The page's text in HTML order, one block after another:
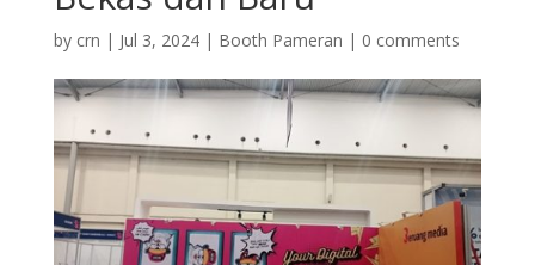
by crn | Jul 3, 2024| Booth Pameran | 0 comments